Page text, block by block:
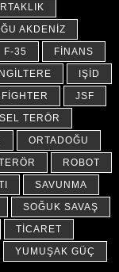
AKDENIZ
F-35
FINANS
IŞİD
JSF
TERÖR
ORTADOĞU
ROBOT
SAVUNMA
SOĞUK SAVAŞ
TICARET
YUMUŞAK GÜÇ